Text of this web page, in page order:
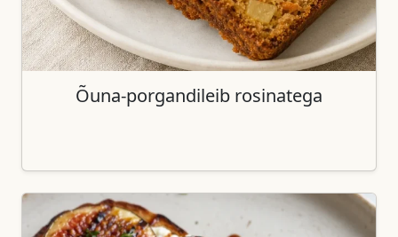
Õuna-porgandileib rosinatega